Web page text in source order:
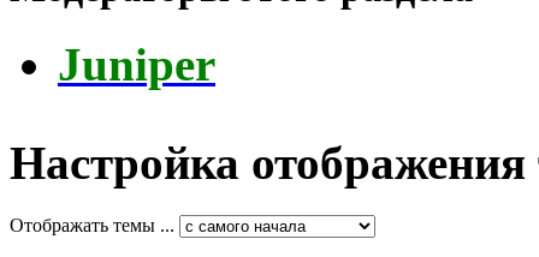
Juniper
Настройка отображения
Отображать темы ...